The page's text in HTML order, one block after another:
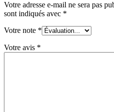
Votre adresse e-mail ne sera pas
sont indiqués avec *
Votre note *
Votre avis *